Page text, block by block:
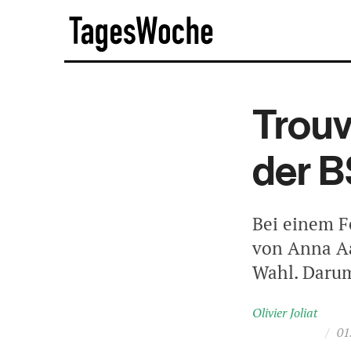
der
Bei einem
von Anna
Wahl.
Olivier Joliat
/